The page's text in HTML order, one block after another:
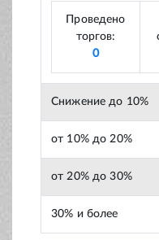
Проведено
торгов:
0
Снижение до 10%
от 10% до 20%
от 20% до 30%
30% и более